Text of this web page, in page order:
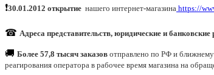
❗30.01.2012 открытие нашего интернет-магазина https://
☎ Адреса представительств, юридические и банковские
🚚 Более 57,8 тысяч заказов отправлено по РФ и
реагирования оператора в рабочее время магазина на